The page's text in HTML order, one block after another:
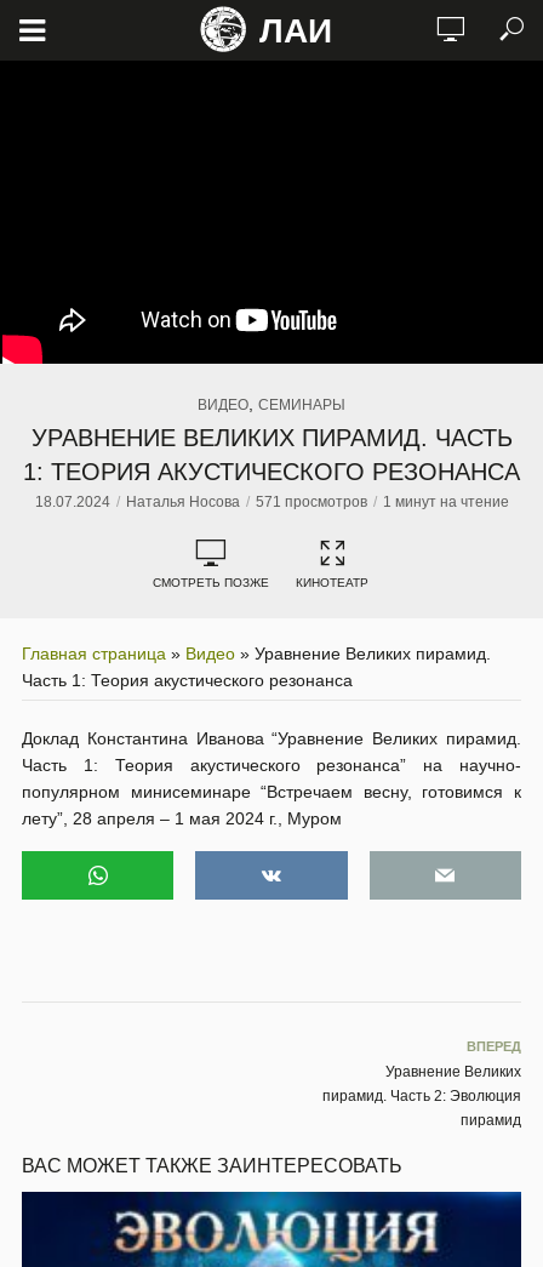
ЛАИ
ВИДЕО СЕМИНАРЫ
УРАВНЕНИЕ ВЕЛИКИХ ПИРАМИД. ЧАСТЬ
1:‏ ТЕОРИЯ АКУСТИЧЕСКОГО РЕЗОНАНСА
18.07.2024 Наталья Носова 571 просмотров 1 минут на чтение
СМОТРЕТЬ ПОЗЖЕ КИНОТЕАТР
Главная страница » Видео » Уравнение Великих пирамид.
Часть 1:‏ Теория акустического резонанса
Доклад Константина Иванова “Уравнение Великих пирамид.
Часть 1:‏ Теория акустического резонанса” на научно-
популярном минисеминаре “Встречаем весну, готовимся к
лету”, 28 апреля – 1 мая 2024 г., Муром
ВПЕРЕД
Уравнение Великих
пирамид. Часть 2:‏ Эволюция
пирамид
ВАС МОЖЕТ ТАКЖЕ ЗАИНТЕРЕСОВАТЬ